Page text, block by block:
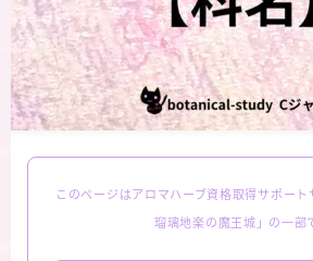
このページはアロマハーブ資格取得サポート
瑠璃地楽の魔王城」の一部